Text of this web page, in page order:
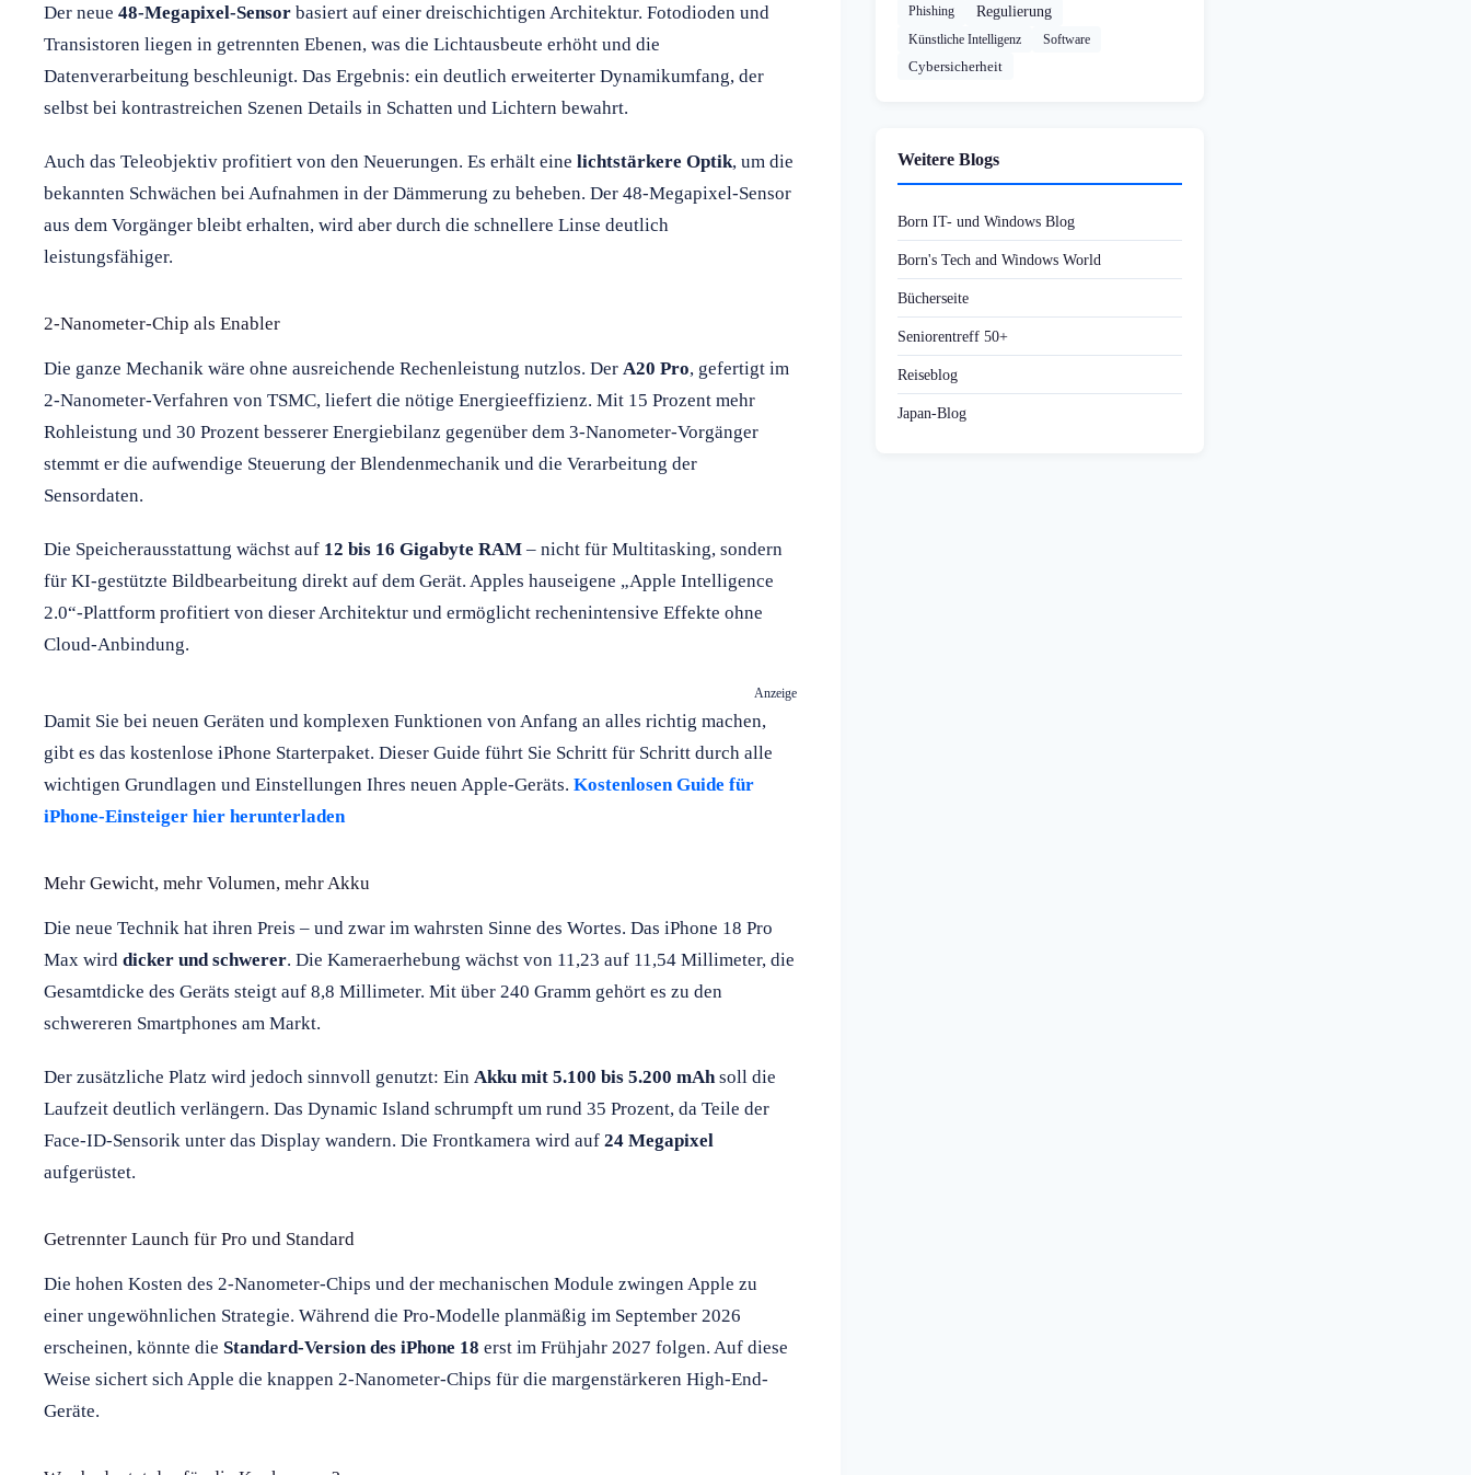
Der neue 48-Megapixel-Sensor basiert auf einer dreischichtigen Architektur. Fotodioden und
Transistoren liegen in getrennten Ebenen, was die Lichtausbeute erhöht und die
Datenverarbeitung beschleunigt. Das Ergebnis: ein deutlich erweiterter Dynamikumfang, der
selbst bei kontrastreichen Szenen Details in Schatten und Lichtern bewahrt.
Auch das Teleobjektiv profitiert von den Neuerungen. Es erhält eine lichtstärkere Optik, um die
bekannten Schwächen bei Aufnahmen in der Dämmerung zu beheben. Der 48-Megapixel-Sensor
aus dem Vorgänger bleibt erhalten, wird aber durch die schnellere Linse deutlich
leistungsfähiger.
2-Nanometer-Chip als Enabler
Die ganze Mechanik wäre ohne ausreichende Rechenleistung nutzlos. Der A20 Pro, gefertigt im
2-Nanometer-Verfahren von TSMC, liefert die nötige Energieeffizienz. Mit 15 Prozent mehr
Rohleistung und 30 Prozent besserer Energiebilanz gegenüber dem 3-Nanometer-Vorgänger
stemmt er die aufwendige Steuerung der Blendenmechanik und die Verarbeitung der
Sensordaten.
Die Speicherausstattung wächst auf 12 bis 16 Gigabyte RAM – nicht für Multitasking, sondern
für KI-gestützte Bildbearbeitung direkt auf dem Gerät. Apples hauseigene „Apple Intelligence
2.0“-Plattform profitiert von dieser Architektur und ermöglicht rechenintensive Effekte ohne
Cloud-Anbindung.
Anzeige
Damit Sie bei neuen Geräten und komplexen Funktionen von Anfang an alles richtig machen,
gibt es das kostenlose iPhone Starterpaket. Dieser Guide führt Sie Schritt für Schritt durch alle
wichtigen Grundlagen und Einstellungen Ihres neuen Apple-Geräts. Kostenlosen Guide für
iPhone-Einsteiger hier herunterladen
Mehr Gewicht, mehr Volumen, mehr Akku
Die neue Technik hat ihren Preis – und zwar im wahrsten Sinne des Wortes. Das iPhone 18 Pro
Max wird dicker und schwerer. Die Kameraerhebung wächst von 11,23 auf 11,54 Millimeter, die
Gesamtdicke des Geräts steigt auf 8,8 Millimeter. Mit über 240 Gramm gehört es zu den
schwereren Smartphones am Markt.
Der zusätzliche Platz wird jedoch sinnvoll genutzt: Ein Akku mit 5.100 bis 5.200 mAh soll die
Laufzeit deutlich verlängern. Das Dynamic Island schrumpft um rund 35 Prozent, da Teile der
Face-ID-Sensorik unter das Display wandern. Die Frontkamera wird auf 24 Megapixel
aufgerüstet.
Getrennter Launch für Pro und Standard
Die hohen Kosten des 2-Nanometer-Chips und der mechanischen Module zwingen Apple zu
einer ungewöhnlichen Strategie. Während die Pro-Modelle planmäßig im September 2026
erscheinen, könnte die Standard-Version des iPhone 18 erst im Frühjahr 2027 folgen. Auf diese
Weise sichert sich Apple die knappen 2-Nanometer-Chips für die margenstärkeren High-End-
Geräte.
Phishing
Regulierung
Künstliche Intelligenz Software
Cybersicherheit
Weitere Blogs
Born IT- und Windows Blog
Born's Tech and Windows World
Bücherseite
Seniorentreff 50+
Reiseblog
Japan-Blog